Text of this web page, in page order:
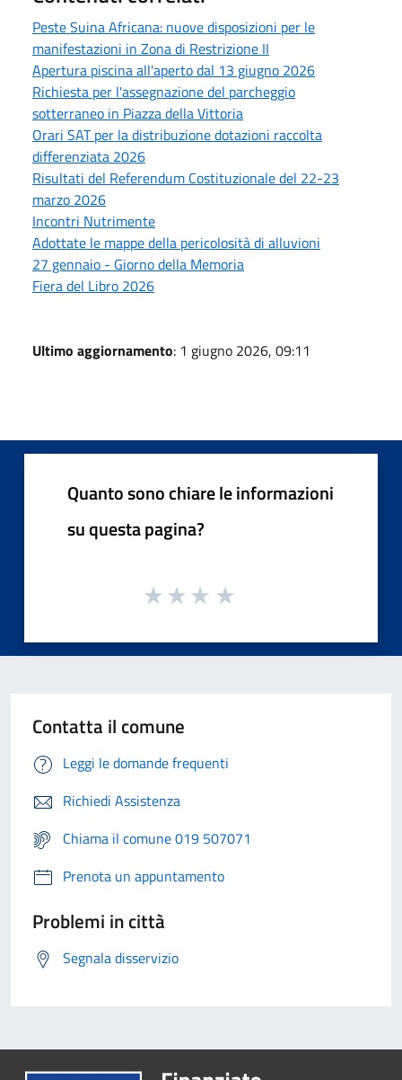
Peste Suina Africana: nuove disposizioni per le
manifestazioni in Zona di Restrizione II
Apertura piscina all'aperto dal 13 giugno 2026
Richiesta per l'assegnazione del parcheggio
sotterraneo in Piazza della Vittoria
Orari SAT per la distribuzione dotazioni raccolta
differenziata 2026
Risultati del Referendum Costituzionale del 22-23
marzo 2026
Incontri Nutrimente
Adottate le mappe della pericolosità di alluvioni
27 gennaio - Giorno della Memoria
Fiera del Libro 2026
Ultimo aggiornamento: 1 giugno 2026, 09:11
Quanto sono chiare le informazioni
su questa pagina?
Contatta il comune
Leggi le domande frequenti
Richiedi Assistenza
Chiama il comune 019 507071
Prenota un appuntamento
Problemi in città
Segnala disservizio